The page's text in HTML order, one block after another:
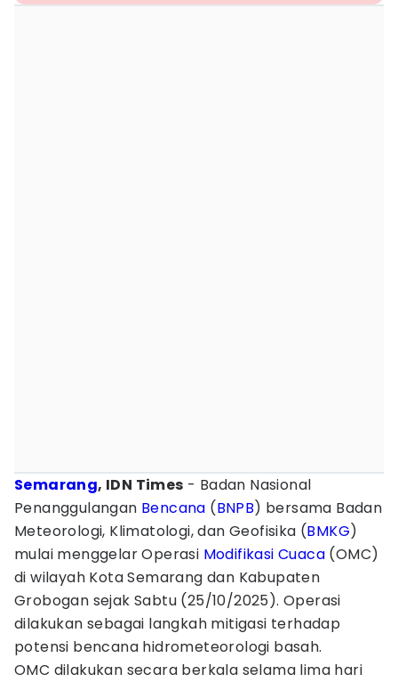
Semarang, IDN Times - Badan Nasional
Penanggulangan Bencana (BNPB) bersama Badan
Meteorologi, Klimatologi, dan Geofisika (BMKG)
mulai menggelar Operasi Modifikasi Cuaca (OMC)
di wilayah Kota Semarang dan Kabupaten
Grobogan sejak Sabtu (25/10/2025). Operasi
dilakukan sebagai langkah mitigasi terhadap
potensi bencana hidrometeorologi basah.
OMC dilakukan secara berkala selama lima hari